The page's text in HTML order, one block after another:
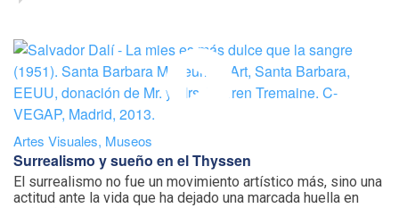
Artes Visuales, Museos
Surrealismo y sueño en el Thyssen
El surrealismo no fue un movimiento artístico más, sino una
actitud ante la vida que ha dejado una marcada huella en